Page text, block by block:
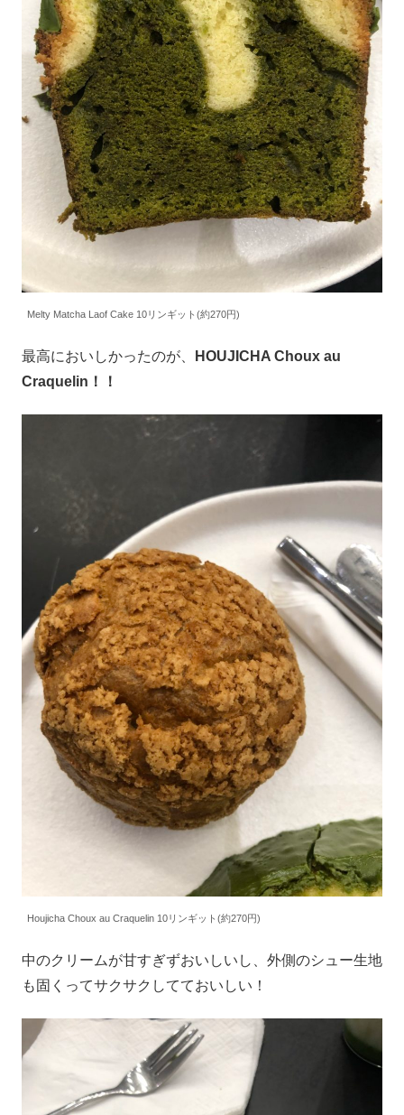
Melty Matcha Laof Cake 10リンギット(約270円)
最高においしかったのが、
HOUJICHA Choux au
Craquelin！！
Houjicha Choux au Craquelin 10リンギット(約270円)
中のクリームが甘すぎずおいしいし、外側のシュー生地
も固くってサクサクしてておいしい！